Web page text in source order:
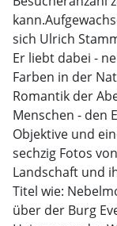
sich Ulrich
Er liebt dabei -
Farben in der
Romantik der
Menschen - den
Objektive und
sechzig Fotos
Landschaft und
Titel wie:
über der Burg